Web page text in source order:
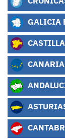
GALICIA